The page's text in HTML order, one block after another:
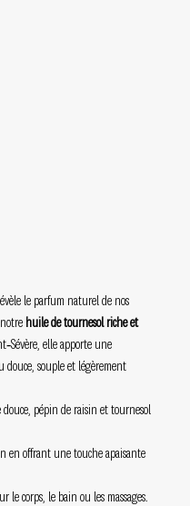
le parfum naturel de nos
huile de tournesol riche et
elle apporte une
douce, souple et légèrement
douce, pépin de raisin et tournesol
en offrant une touche apaisante
le corps, le bain ou les massages.